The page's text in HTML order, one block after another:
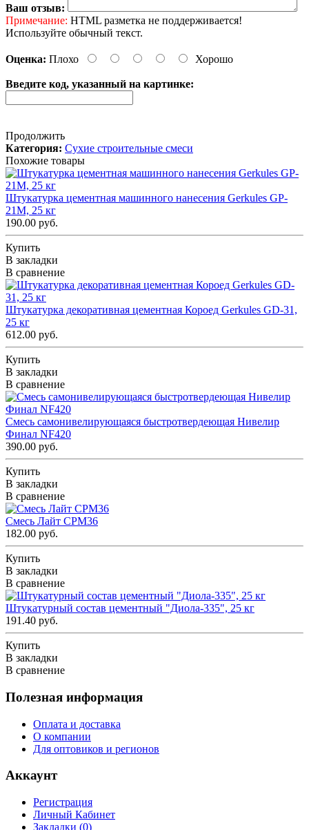
Ваш отзыв:
Примечание: HTML разметка не поддерживается!
Используйте обычный текст.
Оценка: Плохо Хорошо
Введите код, указанный на картинке:
Продолжить
Категория: Сухие строительные смеси
Похожие товары
Штукатурка цементная машинного нанесения Gerkules GP-
21M, 25 кг
190.00 руб.
Купить
В закладки
В сравнение
Штукатурка декоративная цементная Короед Gerkules GD-31,
25 кг
612.00 руб.
Купить
В закладки
В сравнение
Смесь самонивелирующаяся быстротвердеющая Нивелир
Финал NF420
390.00 руб.
Купить
В закладки
В сравнение
Смесь Лайт СРМ36
182.00 руб.
Купить
В закладки
В сравнение
Штукатурный состав цементный "Диола-335", 25 кг
191.40 руб.
Купить
В закладки
В сравнение
Полезная информация
Оплата и доставка
О компании
Для оптовиков и регионов
Аккаунт
Регистрация
Личный Кабинет
Закладки (0)